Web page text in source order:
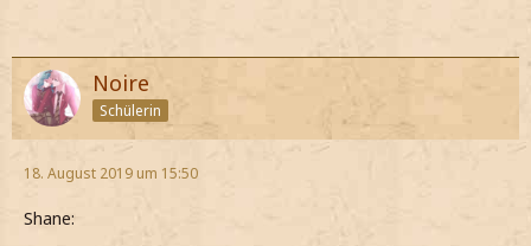
Noire
Schülerin
18. August 2019 um 15:50
Shane: